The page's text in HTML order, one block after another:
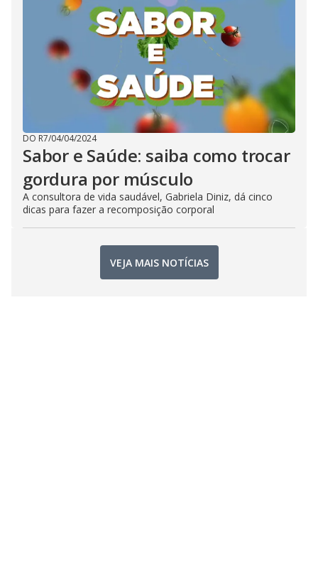
DO R7/04/04/2024
Sabor e Saúde: saiba como trocar
gordura por músculo
A consultora de vida saudável, Gabriela Diniz, dá cinco
dicas para fazer a recomposição corporal
VEJA MAIS NOTÍCIAS